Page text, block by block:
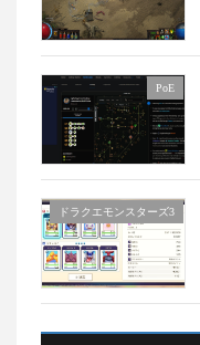
PoE
ドラクエモンスターズ3